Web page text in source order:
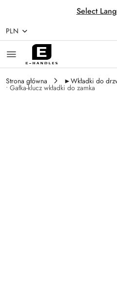
Select
Przejdź do treści głównej
Przejdź do wyszukiwarki
Przejdź do moje konto
Przejdź do menu
Przejdź do opisu produktu
Przejdź do stopki
PLN
Strona główna ►Wkładki do
• Gałka-klucz wkładki do zamka